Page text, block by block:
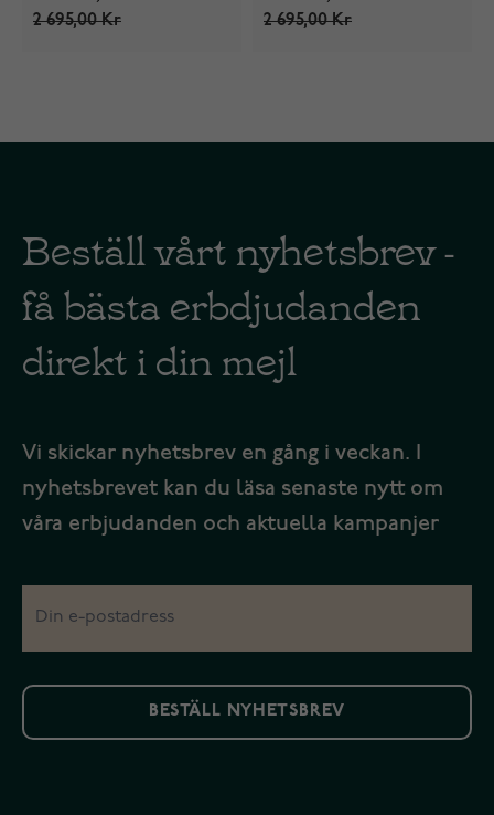
2 695,00 Kr 2 695,00 Kr
Beställ vårt nyhetsbrev -
få bästa erbdjudanden
direkt i din mejl
Vi skickar nyhetsbrev en gång i veckan. I
nyhetsbrevet kan du läsa senaste nytt om
våra erbjudanden och aktuella kampanjer
BESTÄLL NYHETSBREV